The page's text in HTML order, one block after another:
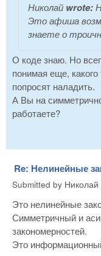
Николай wrote:
Это афиша
знаете о
О коде знаю. Но
понимая еще,
попросят наладить.
А Вы на
работаете?
Re: Нелинейные
Submitted by Николай
Это нелинейные
Симметричный и
закономерностей.
Это